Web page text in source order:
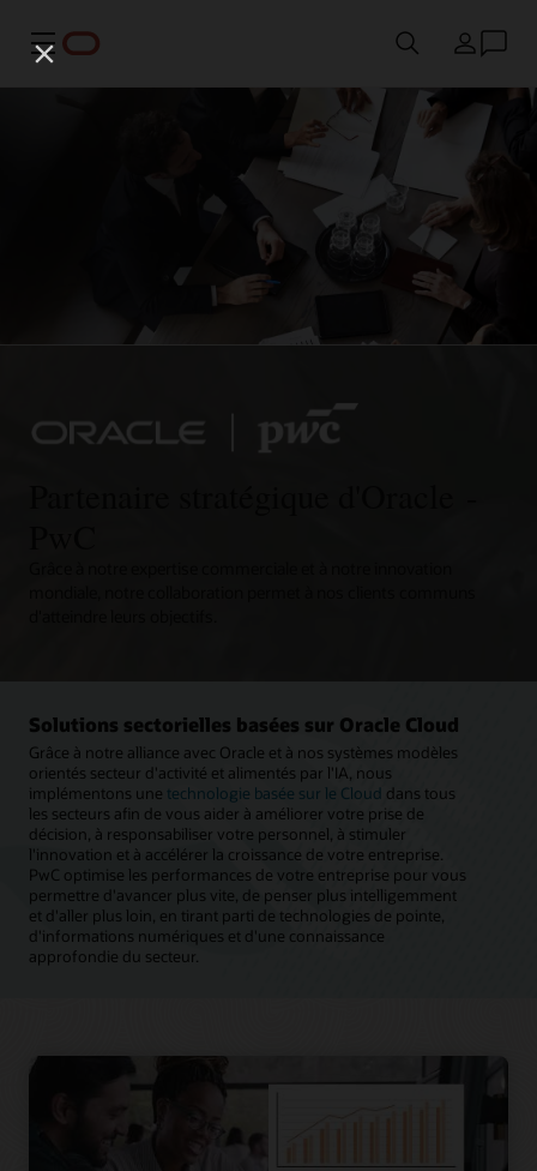
Menu Pays
Solutions sectorielles basées sur Oracle Cloud
Grâce à notre alliance avec Oracle et à nos systèmes modèles
orientés secteur d'activité et alimentés par l'IA, nous
implémentons une technologie basée sur le Cloud dans tous
les secteurs afin de vous aider à améliorer votre prise de
décision, à responsabiliser votre personnel, à stimuler
l'innovation et à accélérer la croissance de votre entreprise.
PwC optimise les performances de votre entreprise pour vous
permettre d'avancer plus vite, de penser plus intelligemment
et d'aller plus loin, en tirant parti de technologies de pointe,
d'informations numériques et d'une connaissance
approfondie du secteur.